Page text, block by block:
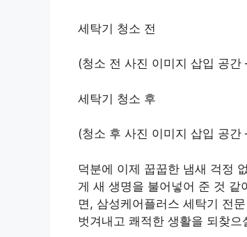
세탁기 청소 전
(청소 전 사진 이미지 삽입 공
세탁기 청소 후
(청소 후 사진 이미지 삽입 공
덕분에 이제 꿉꿉한 냄새 걱정
게 새 생명을 불어넣어 준 것
면, 삼성케어플러스 세탁기 전
벗겨내고 쾌적한 생활을 되찾으